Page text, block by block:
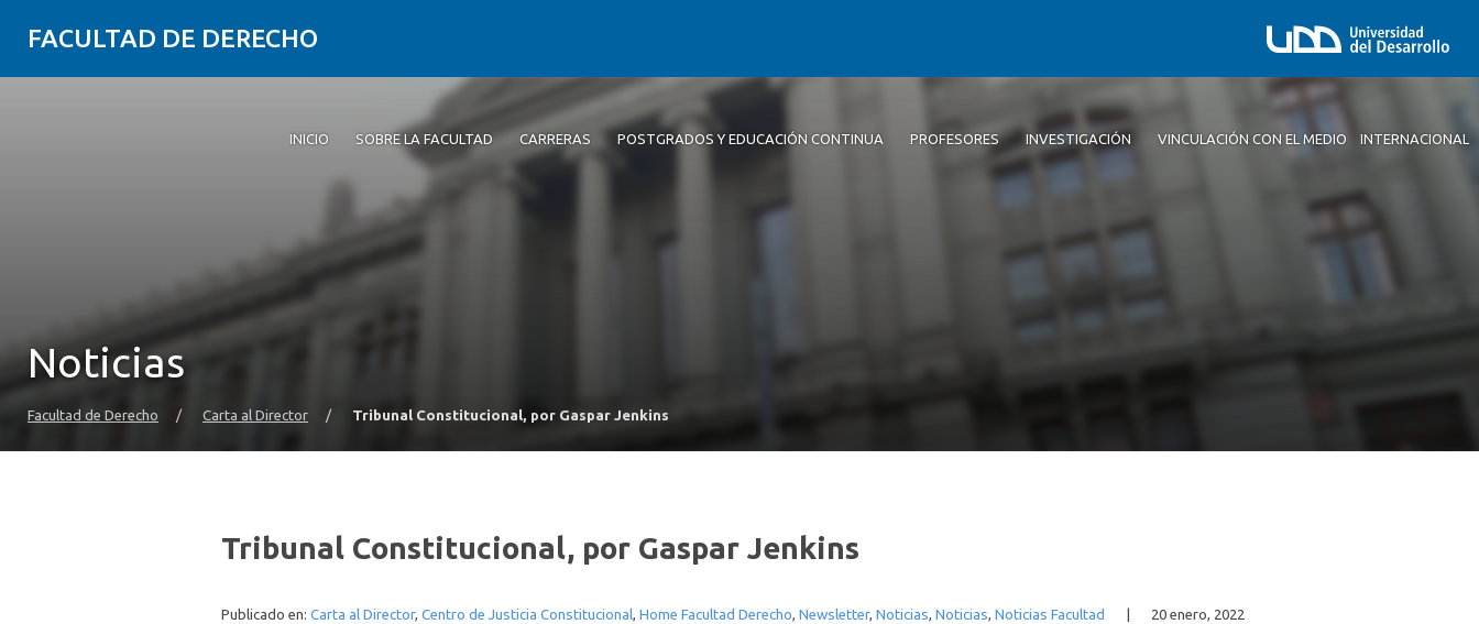
FACULTAD DE DERECHO
INICIO SOBRE LA FACULTAD CARRERAS POSTGRADOS Y EDUCACIÓN CONTINUA PROFESORES INVESTIGACIÓN VINCULACIÓN CON EL MEDIO INTERNACIONAL
Noticias
Facultad de Derecho / Carta al Director / Tribunal Constitucional, por Gaspar Jenkins
Tribunal Constitucional, por Gaspar Jenkins
Publicado en: Carta al Director, Centro de Justicia Constitucional, Home Facultad Derecho, Newsletter, Noticias, Noticias, Noticias Facultad 20 enero, 2022